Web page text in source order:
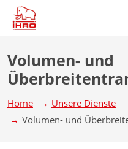
Volumen- und
Home
Unsere Dienste
Volumen- und